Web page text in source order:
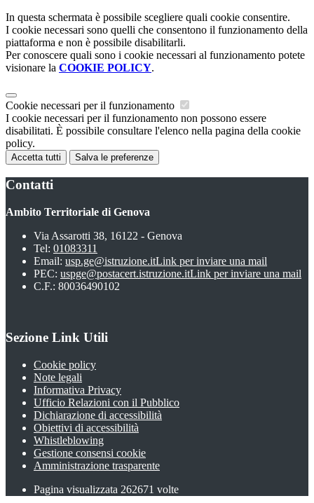
In questa schermata è possibile scegliere quali cookie consentire.
I cookie necessari sono quelli che consentono il funzionamento della
piattaforma e non è possibile disabilitarli.
Per conoscere quali sono i cookie necessari al funzionamento potete
visionare la COOKIE POLICY.
Cookie necessari per il funzionamento
I cookie necessari per il funzionamento non possono essere
disabilitati. È possibile consultare l'elenco nella pagina della cookie
policy.
Accetta tutti Salva le preferenze
Contatti
Ambito Territoriale di Genova
Via Assarotti 38, 16122 - Genova
Tel: 01083311
Email: usp.ge@istruzione.itLink per inviare una mail
PEC: uspge@postacert.istruzione.itLink per inviare una mail
C.F.: 80036490102
Sezione Link Utili
Cookie policy
Note legali
Informativa Privacy
Ufficio Relazioni con il Pubblico
Dichiarazione di accessibilità
Obiettivi di accessibilità
Whistleblowing
Gestione consensi cookie
Amministrazione trasparente
Pagina visualizzata 262671 volte